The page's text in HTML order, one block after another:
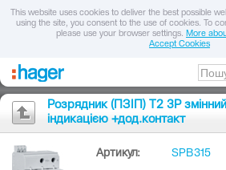
This website uses cookies to deliver the best possible
using the site, you consent to the use of cookies. To
please use your browser settings. More
Accept Cookies
Розрядник (ПЗІП) T2 3P
індикацією +дод.контакт
Артикул: SPB315